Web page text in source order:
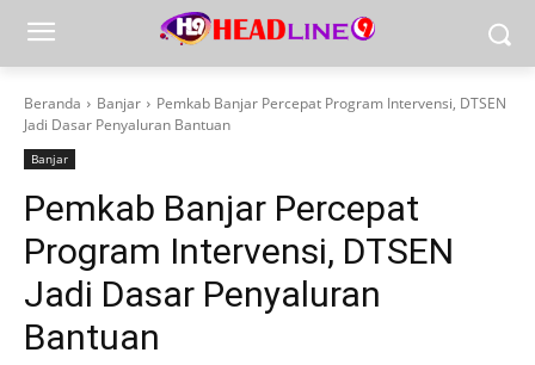
Beranda Banjar
Pemkab Banjar Percepat Program Intervensi, DTSEN
Jadi Dasar Penyaluran Bantuan
Banjar
Pemkab Banjar Percepat
Program Intervensi, DTSEN
Jadi Dasar Penyaluran
Bantuan